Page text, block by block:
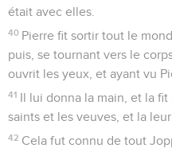
était avec elles.
40 Pierre fit sortir tout le
puis, se tournant vers le
ouvrit les yeux, et ayant vu
41 Il lui donna la main, et la
saints et les veuves, et la
42 Cela fut connu de tout